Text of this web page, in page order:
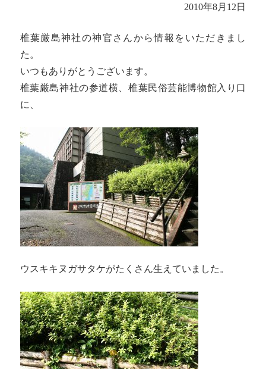
2010年8月12日
椎葉厳島神社の神官さんから情報をいただきまし
た。
いつもありがとうございます。
椎葉厳島神社の参道横、椎葉民俗芸能博物館入り口
に、
ウスキキヌガサタケがたくさん生えていました。